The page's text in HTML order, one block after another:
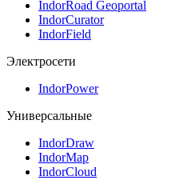
IndorRoad Geoportal
IndorCurator
IndorField
Электросети
IndorPower
Универсальные
IndorDraw
IndorMap
IndorCloud